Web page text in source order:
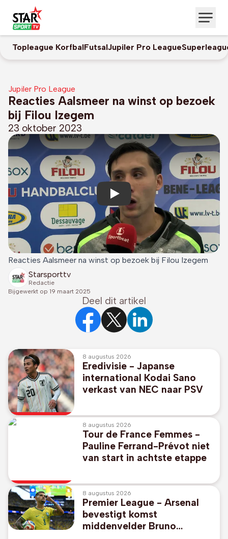
Topleague KorfbalFutsalJupiler Pro League
Jupiler Pro League
Reacties Aalsmeer na winst op bezoek
bij Filou Izegem
23 oktober 2023
Play
Reacties Aalsmeer na winst op bezoek bij Filou Izegem
Starsporttv
Redactie
Bijgewerkt op 19 maart 2025
Deel dit artikel
8 augustus 2026
Eredivisie - Japanse
international Kodai Sano
verkast van NEC naar PSV
8 augustus 2026
Tour de France Femmes -
Pauline Ferrand-Prévot niet
van start in achtste etappe
8 augustus 2026
Premier League - Arsenal
bevestigt komst
middenvelder Bruno